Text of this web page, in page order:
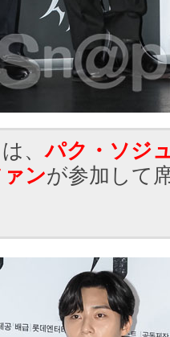
、パク・ソジ
ンが参加して